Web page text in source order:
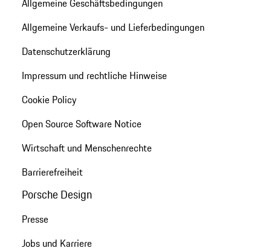
Allgemeine Geschäftsbedingungen
Allgemeine Verkaufs- und Lieferbedingungen
Datenschutzerklärung
Impressum und rechtliche Hinweise
Cookie Policy
Open Source Software Notice
Wirtschaft und Menschenrechte
Barrierefreiheit
Porsche Design
Presse
Jobs und Karriere